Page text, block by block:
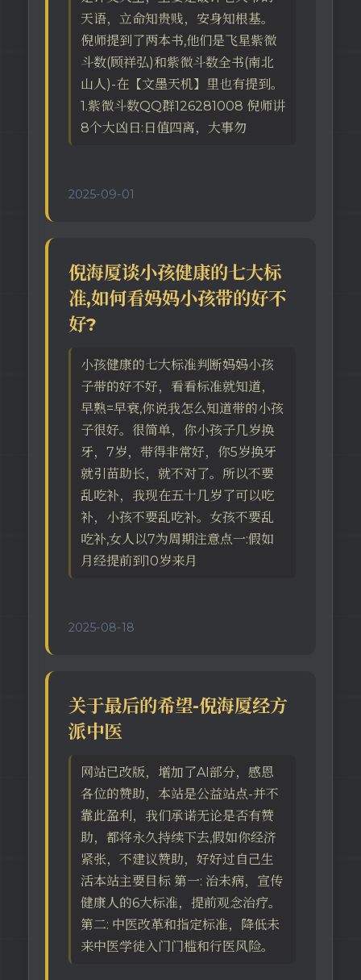
天语，立命知贵贱，安身知根基。
倪师提到了两本书,他们是飞星紫微
斗数(顾祥弘)和紫微斗数全书(南北
山人)-在【文墨天机】里也有提到。
1.紫微斗数QQ群126281008 倪师讲
8个大凶日:日值四离，大事勿
2025-09-01
倪海厦谈小孩健康的七大标
准,如何看妈妈小孩带的好不
好?
小孩健康的七大标准判断妈妈小孩
子带的好不好，看看标准就知道，
早熟=早衰,你说我怎么知道带的小孩
子很好。很简单，你小孩子几岁换
牙，7岁，带得非常好，你5岁换牙
就引苗助长，就不对了。所以不要
乱吃补，我现在五十几岁了可以吃
补，小孩不要乱吃补。女孩不要乱
吃补,女人以7为周期注意点一:假如
月经提前到10岁来月
2025-08-18
关于最后的希望-倪海厦经方
派中医
网站已改版，增加了AI部分，感恩
各位的赞助，本站是公益站点-并不
靠此盈利，我们承诺无论是否有赞
助，都将永久持续下去,假如你经济
紧张，不建议赞助，好好过自己生
活本站主要目标 第一: 治未病，宣传
健康人的6大标准，提前观念治疗。
第二: 中医改革和指定标准，降低未
来中医学徒入门门槛和行医风险。